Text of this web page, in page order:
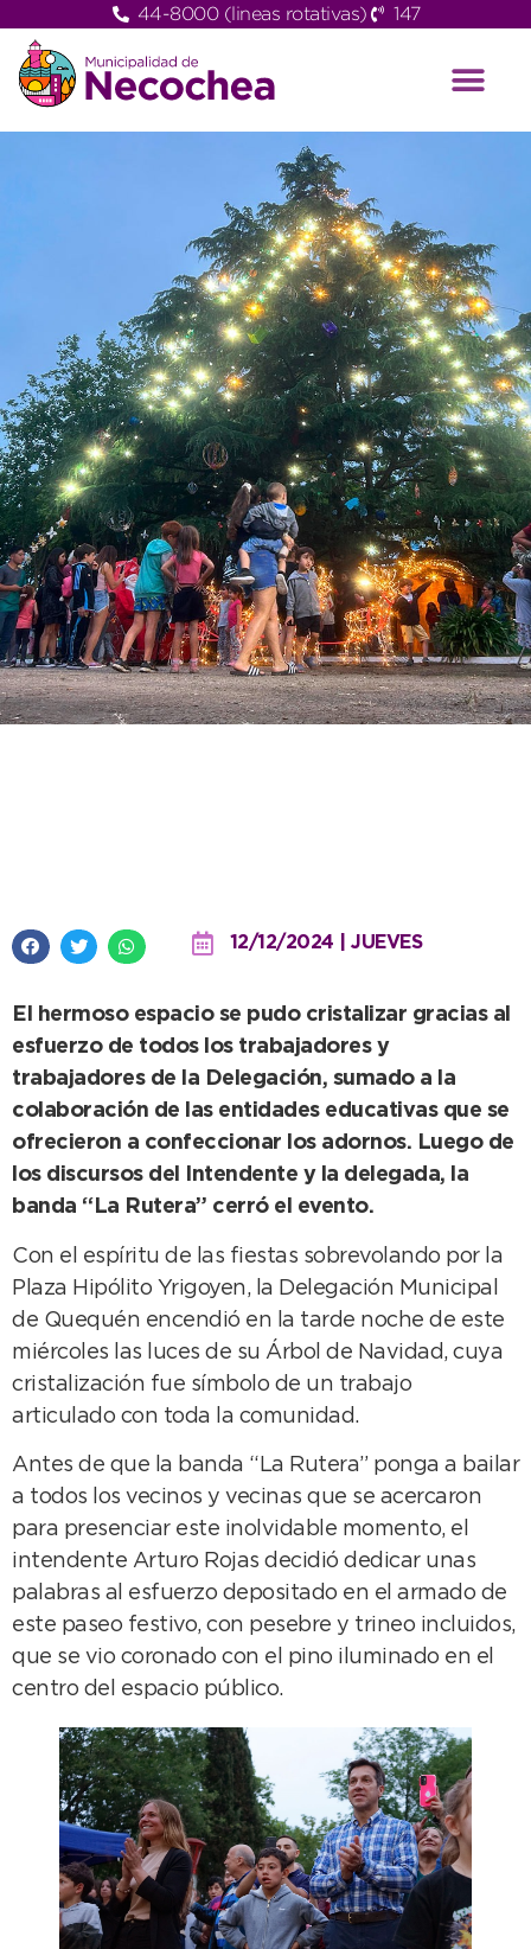
44-8000 (lineas rotativas) 147
12/12/2024 | JUEVES
El hermoso espacio se pudo cristalizar gracias al
esfuerzo de todos los trabajadores y
trabajadores de la Delegación, sumado a la
colaboración de las entidades educativas que se
ofrecieron a confeccionar los adornos. Luego de
los discursos del Intendente y la delegada, la
banda “La Rutera” cerró el evento.
Con el espíritu de las fiestas sobrevolando por la
Plaza Hipólito Yrigoyen, la Delegación Municipal
de Quequén encendió en la tarde noche de este
miércoles las luces de su Árbol de Navidad, cuya
cristalización fue símbolo de un trabajo
articulado con toda la comunidad.
Antes de que la banda “La Rutera” ponga a bailar
a todos los vecinos y vecinas que se acercaron
para presenciar este inolvidable momento, el
intendente Arturo Rojas decidió dedicar unas
palabras al esfuerzo depositado en el armado de
este paseo festivo, con pesebre y trineo incluidos,
que se vio coronado con el pino iluminado en el
centro del espacio público.